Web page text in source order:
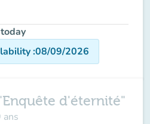
:08/09/2026
d'éternité"